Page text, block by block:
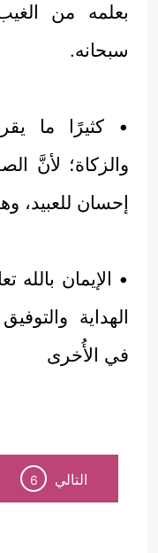
بعلمه من
سبحانه.
• كثيرًا ما
والزكاة؛ لأنَّ
إحسان للعبيد،
• الإيمان
الهداية
في الأُخرى
التالي 6